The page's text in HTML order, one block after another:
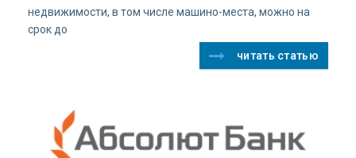
недвижимости, в том числе машино-места, можно на
срок до
читать статью